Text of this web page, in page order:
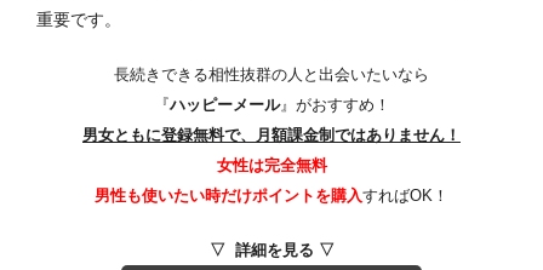
重要です。
長続きできる相性抜群の人と出会いたいなら
『ハッピーメール』がおすすめ！
男女ともに登録無料で、月額課金制ではありません！
女性は完全無料
男性も使いたい時だけポイントを購入すればOK！
▽ 詳細を見る ▽